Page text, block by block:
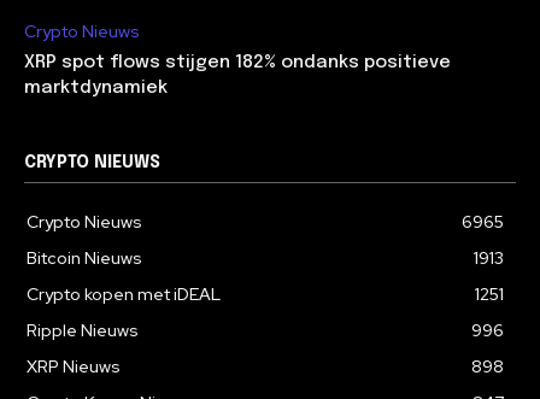
Crypto Nieuws
XRP spot flows stijgen 182% ondanks positieve
marktdynamiek
CRYPTO NIEUWS
Crypto Nieuws
6965
Bitcoin Nieuws
1913
Crypto kopen met iDEAL
1251
Ripple Nieuws
996
XRP Nieuws
898